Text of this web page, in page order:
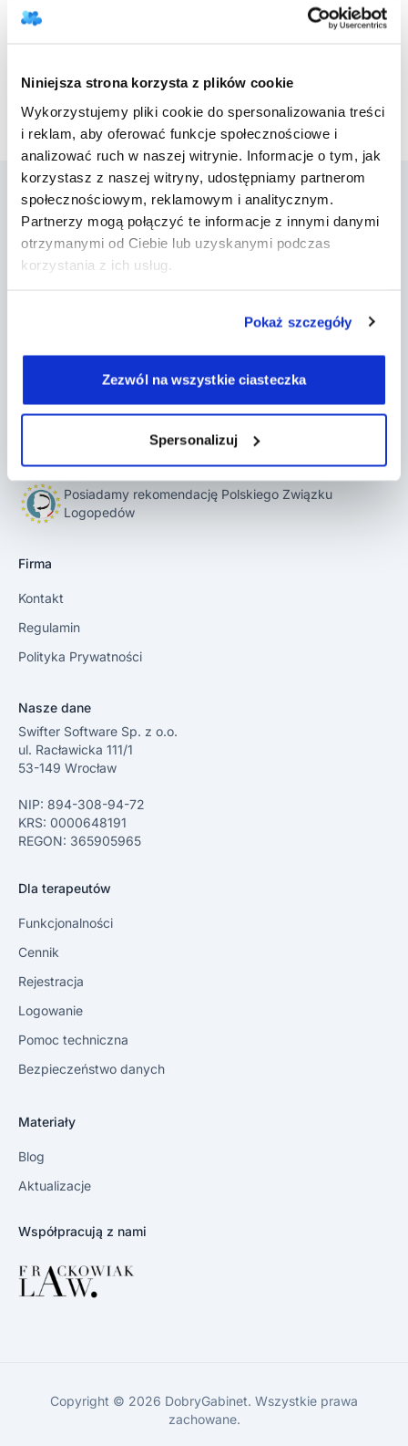
Niniejsza strona korzysta z plików cookie
Wykorzystujemy pliki cookie do spersonalizowania treści
i reklam, aby oferować funkcje społecznościowe i
analizować ruch w naszej witrynie. Informacje o tym, jak
korzystasz z naszej witryny, udostępniamy partnerom
społecznościowym, reklamowym i analitycznym.
Partnerzy mogą połączyć te informacje z innymi danymi
otrzymanymi od Ciebie lub uzyskanymi podczas
korzystania z ich usług.
Pokaż szczegóły
Zezwól na wszystkie ciasteczka
Spersonalizuj
pracę z pacjentami. 🧡
Powrót do aktualizacji
DobryGabinet to program do gabinetu, który
prowadzeniu ich działalności. Załóż konto i
Posiadamy rekomendację Polskiego Związku
Logopedów
Firma
Kontakt
Regulamin
Polityka Prywatności
Nasze dane
Swifter Software Sp. z o.o.
ul. Racławicka 111/1
53-149 Wrocław
NIP: 894-308-94-72
KRS: 0000648191
REGON: 365905965
Dla terapeutów
Funkcjonalności
Cennik
Rejestracja
Logowanie
Pomoc techniczna
Bezpieczeństwo danych
Materiały
Blog
Aktualizacje
Współpracują z nami
Copyright © 2026 DobryGabinet. Wszystkie prawa
zachowane.